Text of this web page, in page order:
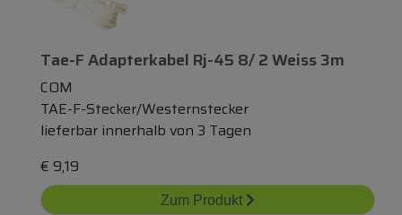
Tae-F Adapterkabel Rj-45 8/ 2 Weiss 3m
COM
TAE-F-Stecker/Westernstecker
lieferbar innerhalb von 3 Tagen
€ 9,19
Zum Produkt